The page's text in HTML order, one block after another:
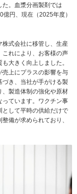
た。血漿分画製剤では
円、現在（2025年度）
式会社に移管し、生産
れにより、お客様の声
大きく向上しました。
売上にプラスの影響を与
づき、当社が手がける製
製造体制の強化や原材
ています。ワクチン事
して平時の供給だけで
備が求められており、